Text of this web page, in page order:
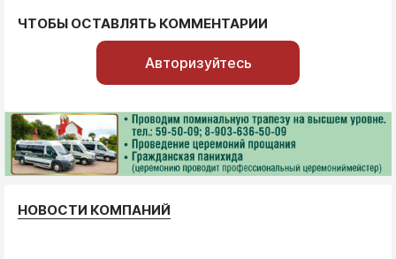
ЧТОБЫ ОСТАВЛЯТЬ КОММЕНТАРИИ
Авторизуйтесь
НОВОСТИ КОМПАНИЙ